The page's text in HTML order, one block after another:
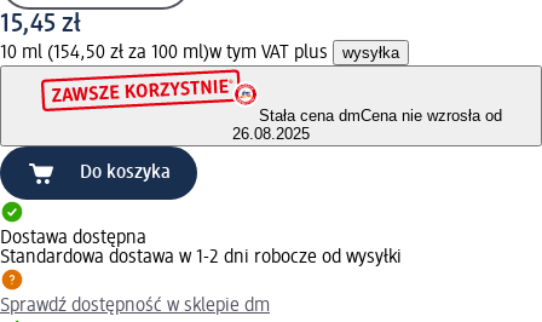
15,45 zł
10 ml (154,50 zł za 100 ml)w tym VAT plus wysyłka
Stała cena dmCena nie wzrosła od
26.08.2025
Do koszyka
Dostawa dostępna
Standardowa dostawa w 1-2 dni robocze od wysyłki
Sprawdź dostępność w sklepie dm